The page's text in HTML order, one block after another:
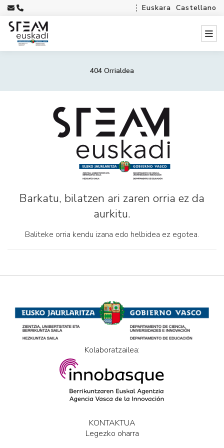
Euskara Castellano
404 Orrialdea
Barkatu, bilatzen ari zaren orria ez da
aurkitu.
Baliteke orria kendu izana edo helbidea ez egotea.
Kolaboratzailea:
KONTAKTUA
Legezko oharra